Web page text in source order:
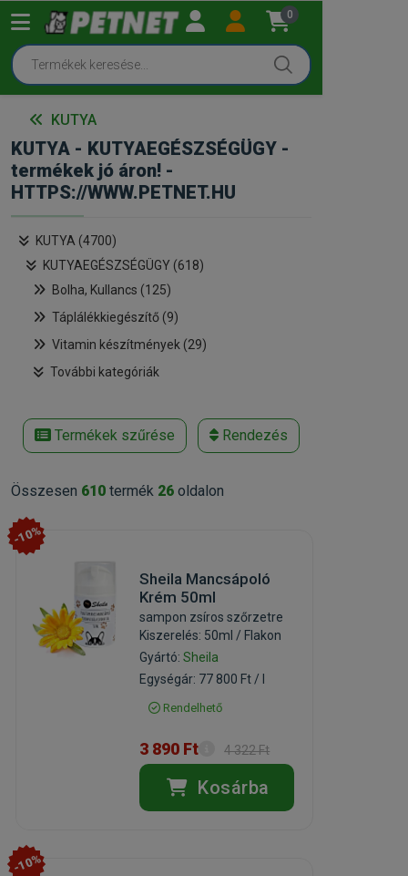
0
KUTYA
KUTYA - KUTYAEGÉSZSÉGÜGY -
termékek jó áron! -
HTTPS://WWW.PETNET.HU
KUTYA (4700)
KUTYAEGÉSZSÉGÜGY (618)
Bolha, Kullancs (125)
Táplálékkiegészítő (9)
Vitamin készítmények (29)
További kategóriák
Termékek szűrése Rendezés
Összesen 610 termék 26 oldalon
-10%
Sheila Mancsápoló
Krém 50ml
sampon zsíros szőrzetre
Kiszerelés: 50ml / Flakon
Gyártó:Sheila
Egységár: 77 800 Ft / l
Rendelhető
3 890 Ft 4 322 Ft
Kosárba
-10%